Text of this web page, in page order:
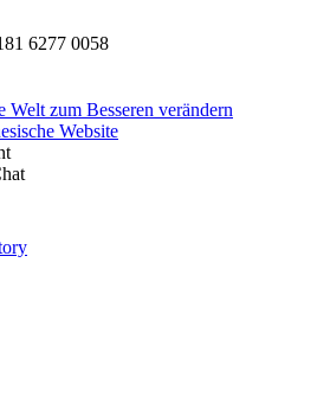
6277 0058
zum Besseren verändern
Website